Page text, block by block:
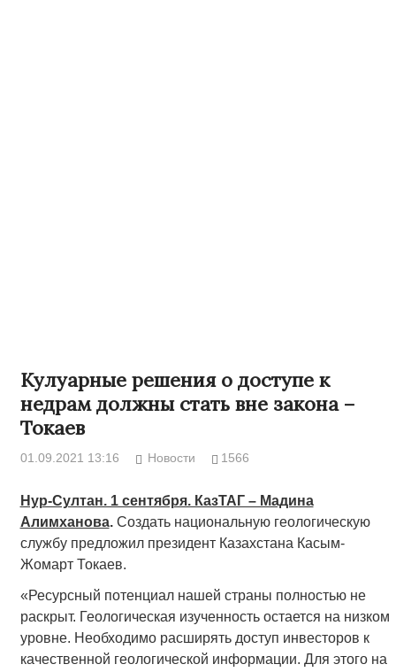
Кулуарные решения о доступе к
недрам должны стать вне закона –
Токаев
01.09.2021 13:16 Новости 1566
Нур-Султан. 1 сентября. КазТАГ – Мадина
Алимханова. Создать национальную геологическую
службу предложил президент Казахстана Касым-
Жомарт Токаев.
«Ресурсный потенциал нашей страны полностью не
раскрыт. Геологическая изученность остается на низком
уровне. Необходимо расширять доступ инвесторов к
качественной геологической информации. Для этого на